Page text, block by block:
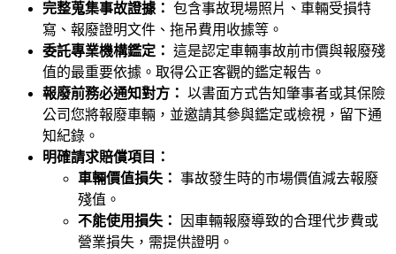
完整蒐集事故證據： 包含事故現場照片、車輛受損特
寫、報廢證明文件、拖吊費用收據等。
委託專業機構鑑定： 這是認定車輛事故前市價與報廢殘
值的最重要依據。取得公正客觀的鑑定報告。
報廢前務必通知對方： 以書面方式告知肇事者或其保險
公司您將報廢車輛，並邀請其參與鑑定或檢視，留下通
知紀錄。
明確請求賠償項目：
車輛價值損失： 事故發生時的市場價值減去報廢
殘值。
不能使用損失：
因車輛報廢導致的合理代步費或
營業損失，需提供證明。